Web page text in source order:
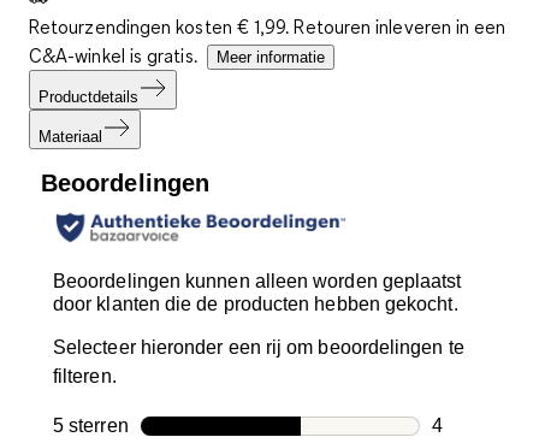
Retourzendingen kosten € 1,99. Retouren inleveren in een
C&A-winkel is gratis.
Meer informatie
Productdetails
Materiaal
Beoordelingen
Beoordelingen kunnen alleen worden geplaatst
door klanten die de producten hebben gekocht.
Selecteer hieronder een rij om beoordelingen te
filteren.
5 sterren sterren
4